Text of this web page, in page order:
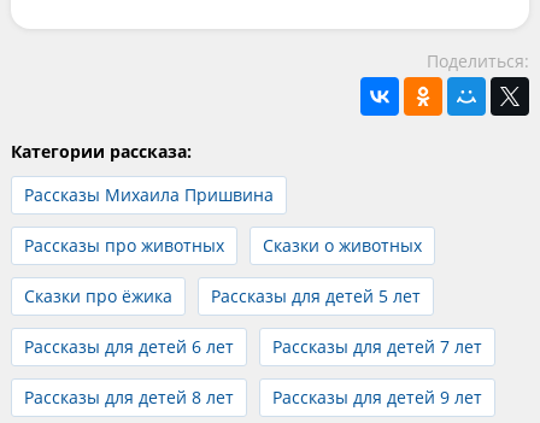
Поделиться:
Категории рассказа:
Рассказы Михаила Пришвина
Рассказы про животных Сказки о животных
Сказки про ёжика Рассказы для детей 5 лет
Рассказы для детей 6 лет Рассказы для детей 7 лет
Рассказы для детей 8 лет Рассказы для детей 9 лет